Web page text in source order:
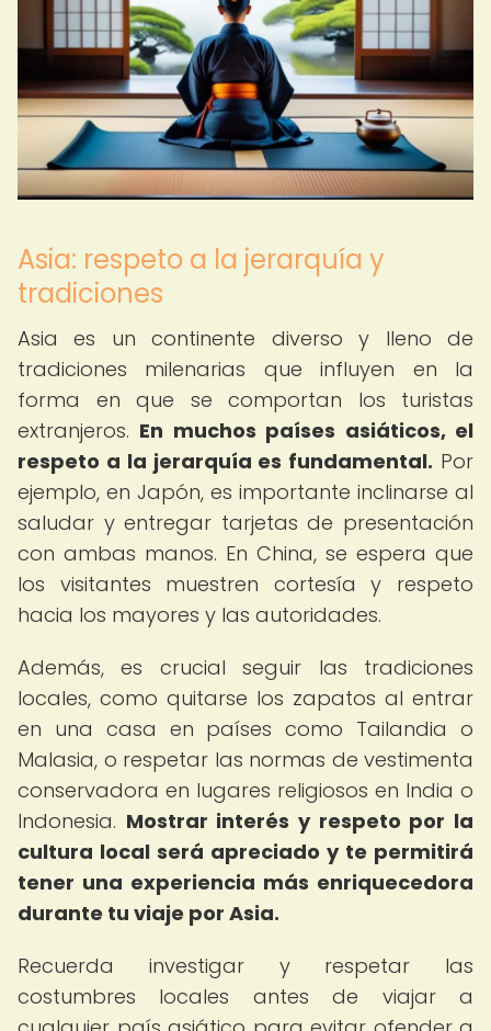
Asia: respeto a la jerarquía y
tradiciones
Asia es un continente diverso y lleno de
tradiciones milenarias que influyen en la
forma en que se comportan los turistas
extranjeros. En muchos países asiáticos, el
respeto a la jerarquía es fundamental. Por
ejemplo, en Japón, es importante inclinarse al
saludar y entregar tarjetas de presentación
con ambas manos. En China, se espera que
los visitantes muestren cortesía y respeto
hacia los mayores y las autoridades.
Además, es crucial seguir las tradiciones
locales, como quitarse los zapatos al entrar
en una casa en países como Tailandia o
Malasia, o respetar las normas de vestimenta
conservadora en lugares religiosos en India o
Indonesia. Mostrar interés y respeto por la
cultura local será apreciado y te permitirá
tener una experiencia más enriquecedora
durante tu viaje por Asia.
Recuerda investigar y respetar las
costumbres locales antes de viajar a